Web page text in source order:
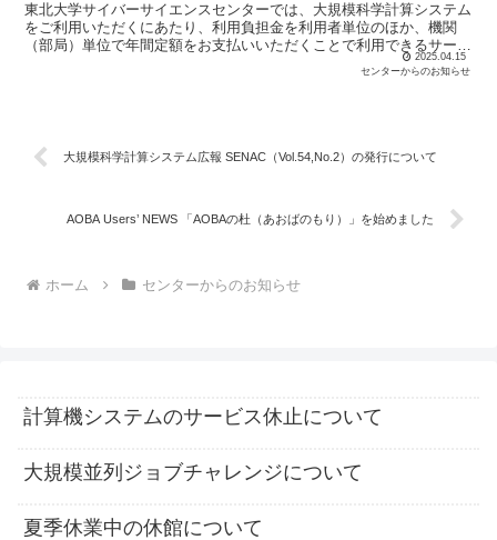
東北大学サイバーサイエンスセンターでは、大規模科学計算システム
をご利用いただくにあたり、利用負担金を利用者単位のほか、機関
（部局）単位で年間定額をお支払いいただくことで利用できるサービ
スも提供しております。このサービスは、機関（部局）単位で...2025.04.15
センターからのお知らせ
大規模科学計算システム広報 SENAC（Vol.54,No.2）の発行について
AOBA Users’ NEWS 「AOBAの杜（あおばのもり）」を始めました
ホーム センターからのお知らせ
計算機システムのサービス休止について
大規模並列ジョブチャレンジについて
夏季休業中の休館について